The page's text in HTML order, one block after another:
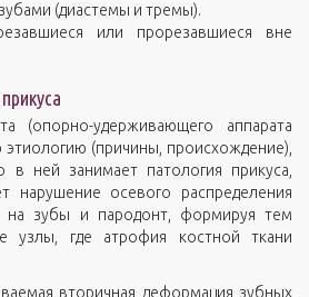
(диастемы и тремы).
или прорезавшиеся вне
(опорно-удерживающего аппарата
(причины, происхождение),
ней занимает патология прикуса,
нарушение осевого распределения
на зубы и пародонт, формируя тем
узлы, где атрофия костной ткани
вторичная деформация зубных